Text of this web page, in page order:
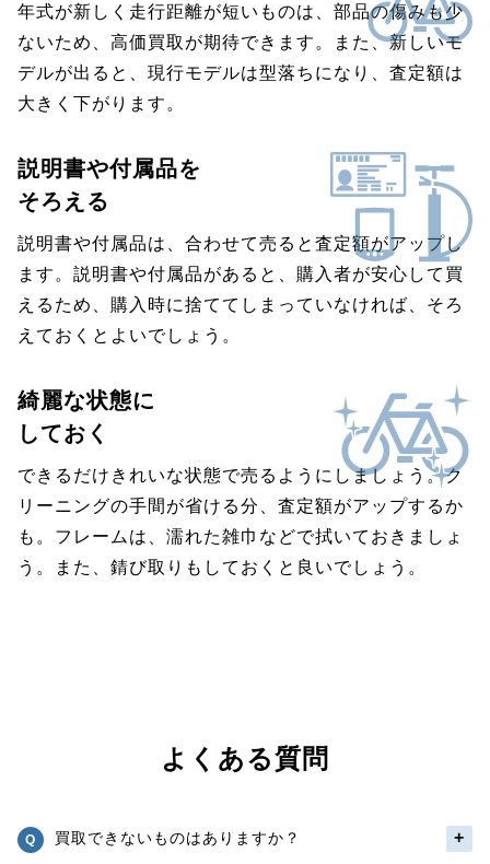
年式が新しく走行距離が短いものは、部品の傷みも少
ないため、高価買取が期待できます。また、新しいモ
デルが出ると、現行モデルは型落ちになり、査定額は
大きく下がります。
説明書や付属品を
そろえる
説明書や付属品は、合わせて売ると査定額がアップし
ます。説明書や付属品があると、購入者が安心して買
えるため、購入時に捨ててしまっていなければ、そろ
えておくとよいでしょう。
綺麗な状態に
しておく
できるだけきれいな状態で売るようにしましょう。ク
リーニングの手間が省ける分、査定額がアップするか
も。フレームは、濡れた雑巾などで拭いておきましょ
う。また、錆び取りもしておくと良いでしょう。
よくある質問
買取できないものはありますか？